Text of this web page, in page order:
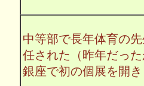
中等部で長年体育の
任された（昨年だっ
銀座で初の個展を開